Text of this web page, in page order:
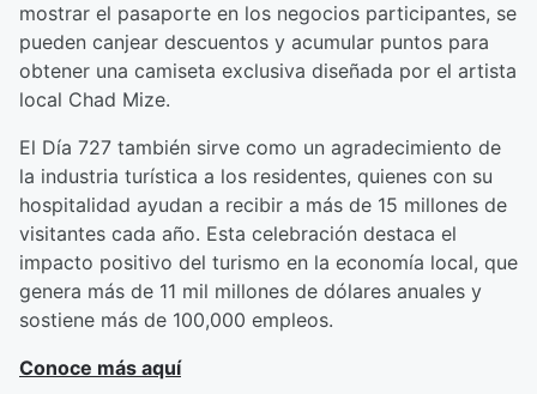
mostrar el pasaporte en los negocios participantes, se
pueden canjear descuentos y acumular puntos para
obtener una camiseta exclusiva diseñada por el artista
local Chad Mize.
El Día 727 también sirve como un agradecimiento de
la industria turística a los residentes, quienes con su
hospitalidad ayudan a recibir a más de 15 millones de
visitantes cada año. Esta celebración destaca el
impacto positivo del turismo en la economía local, que
genera más de 11 mil millones de dólares anuales y
sostiene más de 100,000 empleos.
Conoce más aquí